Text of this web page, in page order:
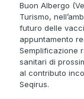
Buon Albergo
Turismo,
futuro delle
appuntamento
Semplificazione
sanitari di
al contributo
Seqirus.